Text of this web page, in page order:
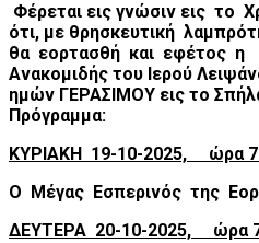
Φέρεται εις γνώσιν εις το
ότι, με θρησκευτική
θα εορτασθή και εφέτος η
Ανακομιδής του Ιερού
ημών ΓΕΡΑΣΙΜΟΥ εις το
Πρόγραμμα:
ΚΥΡΙΑΚΗ 19-10-2025, ώρα
Ο Μέγας Εσπερινός της
ΔΕΥΤΕΡΑ 20-10-2025, ώρα